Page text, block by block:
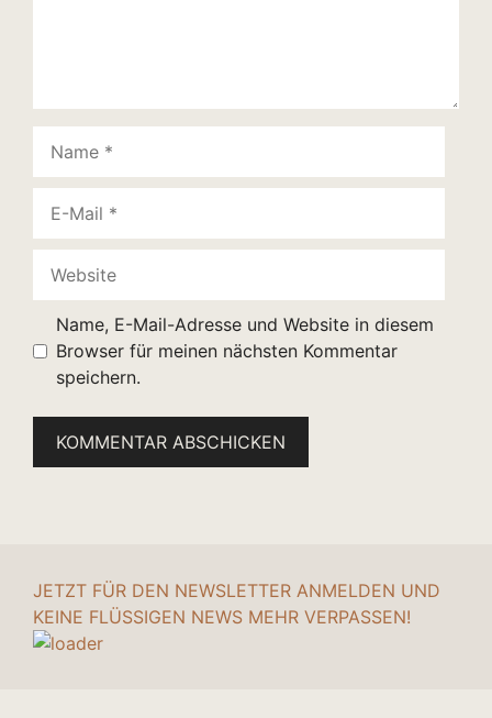
Mail
Name, E-Mail-Adresse und Website in diesem
Browser für meinen nächsten Kommentar
speichern.
JETZT FÜR DEN NEWSLETTER ANMELDEN UND
KEINE FLÜSSIGEN NEWS MEHR VERPASSEN!